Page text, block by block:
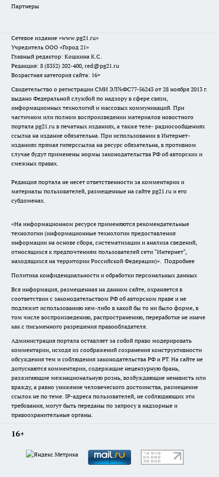
Партнеры
Сетевое издание «www.pg21.ru»
Учредитель ООО «Город 21»
Главный редактор: Кошкина К.С.
Редакция: 8 (8352) 202-400, red@pg21.ru
Возрастная категория сайта: 16+
Свидетельство о регистрации СМИ ЭЛ№ФС77-56243 от 28 ноября 2013 г.
выдано Федеральной службой по надзору в сфере связи,
информационных технологий и массовых коммуникаций. При
частичном или полном воспроизведении материалов новостного
портала pg21.ru в печатных изданиях, а также теле- радиосообщениях
ссылка на издание обязательна. При использовании в Интернет-
изданиях прямая гиперссылка на ресурс обязательна, в противном
случае будут применены нормы законодательства РФ об авторских и
смежных правах.
Редакция портала не несет ответственности за комментарии и
материалы пользователей, размещенные на сайте pg21.ru и его
субдоменах.
«На информационном ресурсе применяются рекомендательные
технологии (информационные технологии предоставления
информации на основе сбора, систематизации и анализа сведений,
относящихся к предпочтениям пользователей сети "Интернет",
находящихся на территории Российской Федерации)». Подробнее
Политика конфиденциальности и обработки персональных данных
Вся информация, размещенная на данном сайте, охраняется в
соответствии с законодательством РФ об авторском праве и не
подлежит использованию кем-либо в какой бы то ни было форме, в
том числе воспроизведению, распространению, переработке не иначе
как с письменного разрешения правообладателя.
Администрация портала оставляет за собой право модерировать
комментарии, исходя из соображений сохранения конструктивности
обсуждения тем и соблюдения законодательства РФ и РТ. На сайте не
допускаются комментарии, содержащие нецензурную брань,
разжигающие межнациональную рознь, возбуждающие ненависть или
вражду, а равно унижение человеческого достоинства, размещение
ссылок не по теме. IP-адреса пользователей, не соблюдающих эти
требования, могут быть переданы по запросу в надзорные и
правоохранительные органы.
16+